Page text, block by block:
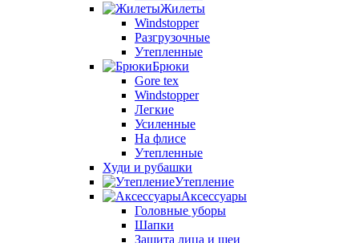
Жилеты
Windstopper
Разгрузочные
Утепленные
Брюки
Gore tex
Windstopper
Легкие
Усиленные
На флисе
Утепленные
Худи и рубашки
Утепление
Аксессуары
Головные уборы
Шапки
Защита лица и шеи